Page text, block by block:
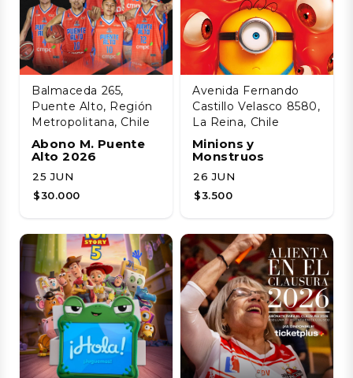
Balmaceda 265,
Puente Alto, Región
Metropolitana, Chile
Abono M. Puente
Alto 2026
25 JUN
$30.000
Avenida Fernando
Castillo Velasco 8580,
La Reina, Chile
Minions y
Monstruos
26 JUN
$3.500